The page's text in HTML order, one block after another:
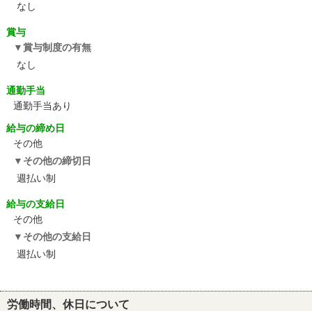
なし
賞与
賞与制度の有無
なし
通勤手当
通勤手当あり
給与の締め日
その他
その他の締切日
週払い制
給与の支給日
その他
その他の支給日
週払い制
労働時間、休日について